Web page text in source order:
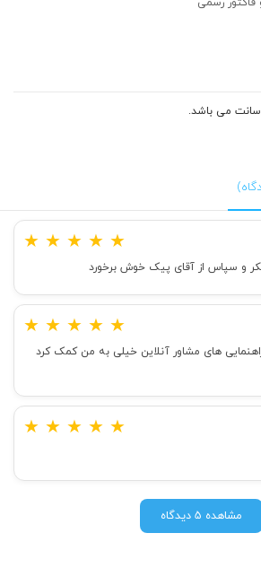
★ ★ ★ ★ ★
و سپاس از آقای پیک خوش برخورد
★ ★ ★ ★ ★
های مشاور آنلاین خیلی به من کمک کرد
★ ★ ★ ★ ★
مشاهده 5 دیدگاه